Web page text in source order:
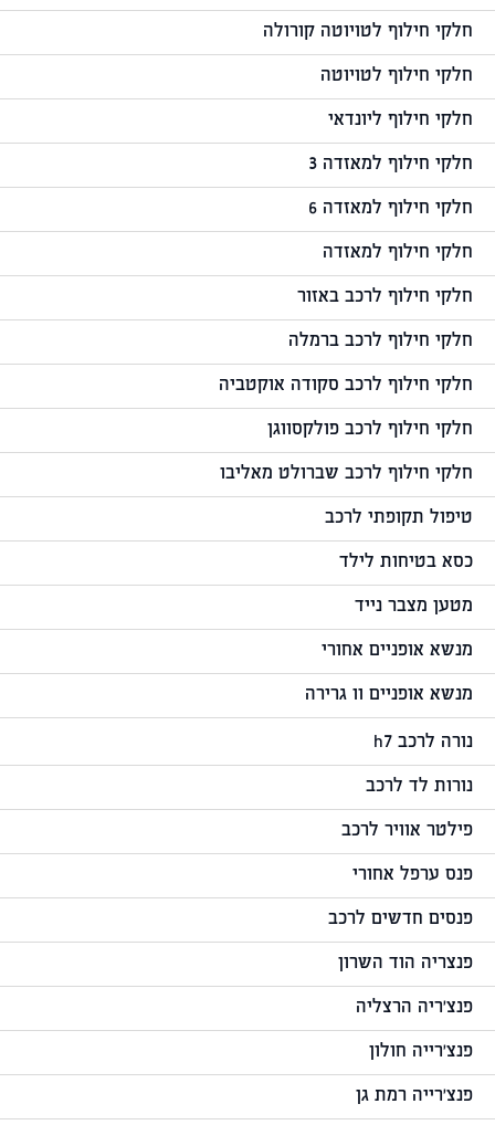
חלקי חילוף לטויוטה קורולה
חלקי חילוף לטויוטה
חלקי חילוף ליונדאי
חלקי חילוף למאזדה 3
חלקי חילוף למאזדה 6
חלקי חילוף למאזדה
חלקי חילוף לרכב באזור
חלקי חילוף לרכב ברמלה
חלקי חילוף לרכב סקודה אוקטביה
חלקי חילוף לרכב פולקסווגן
חלקי חילוף לרכב שברולט מאליבו
טיפול תקופתי לרכב
כסא בטיחות לילד
מטען מצבר נייד
מנשא אופניים אחורי
מנשא אופניים וו גרירה
נורה לרכב h7
נורות לד לרכב
פילטר אוויר לרכב
פנס ערפל אחורי
פנסים חדשים לרכב
פנצריה הוד השרון
פנצ'ריה הרצליה
פנצ'רייה חולון
פנצ'רייה רמת גן